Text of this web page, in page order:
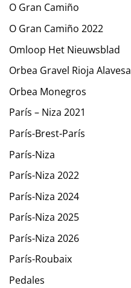
O Gran Camiño
O Gran Camiño 2022
Omloop Het Nieuwsblad
Orbea Gravel Rioja Alavesa
Orbea Monegros
París – Niza 2021
París-Brest-París
París-Niza
París-Niza 2022
París-Niza 2024
París-Niza 2025
París-Niza 2026
París-Roubaix
Pedales